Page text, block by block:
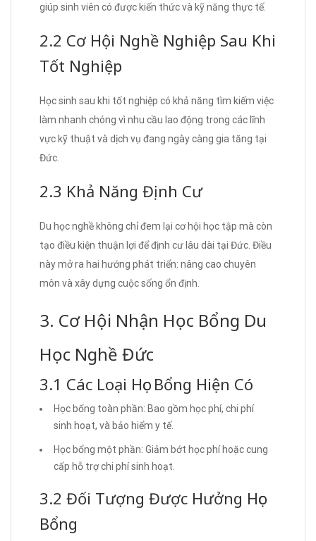
giúp sinh viên có được kiến thức và kỹ năng thực tế.
2.2 Cơ Hội Nghề Nghiệp Sau Khi
Tốt Nghiệp
Học sinh sau khi tốt nghiệp có khả năng tìm kiếm việc
làm nhanh chóng vì nhu cầu lao động trong các lĩnh
vực kỹ thuật và dịch vụ đang ngày càng gia tăng tại
Đức.
2.3 Khả Năng Định Cư
Du học nghề không chỉ đem lại cơ hội học tập mà còn
tạo điều kiện thuận lợi để định cư lâu dài tại Đức. Điều
này mở ra hai hướng phát triển: nâng cao chuyên
môn và xây dựng cuộc sống ổn định.
3. Cơ Hội Nhận Học Bổng Du
Học Nghề Đức
3.1 Các Loại Học Bổng Hiện Có
Học bổng toàn phần: Bao gồm học phí, chi phí
sinh hoạt, và bảo hiểm y tế.
Học bổng một phần: Giảm bớt học phí hoặc cung
cấp hỗ trợ chi phí sinh hoạt.
3.2 Đối Tượng Được Hưởng Học
Bổng